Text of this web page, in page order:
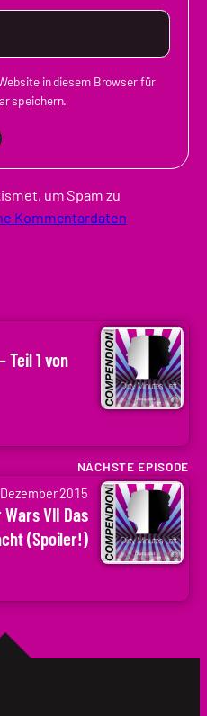
in diesem Browser für
speichern.
um Spam zu
Kommentardaten
Teil 1 von
NÄCHSTE EPISODE
2015
VII Das
(Spoiler!)